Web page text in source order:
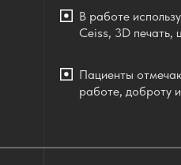
Пациенты
работе, доброту
В работе
Ceiss, 3D печать,